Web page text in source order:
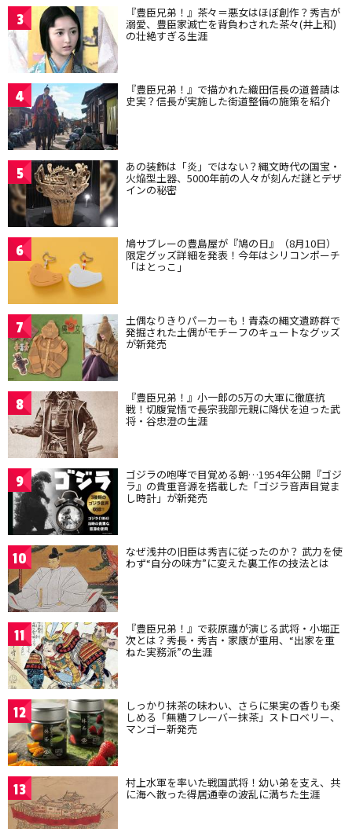
3 『豊臣兄弟！』茶々＝悪女はほぼ創作？秀吉が
溺愛、豊臣家滅亡を背負わされた茶々(井上和)
の壮絶すぎる生涯
4 『豊臣兄弟！』で描かれた織田信長の道普請は
史実？信長が実施した街道整備の施策を紹介
5 あの装飾は「炎」ではない？縄文時代の国宝・
火焔型土器、5000年前の人々が刻んだ謎とデザ
インの秘密
6 鳩サブレーの豊島屋が『鳩の日』（8月10日）
限定グッズ詳細を発表！今年はシリコンポーチ
「はとっこ」
7 土偶なりきりパーカーも！青森の縄文遺跡群で
発掘された土偶がモチーフのキュートなグッズ
が新発売
8 『豊臣兄弟！』小一郎の5万の大軍に徹底抗
戦！切腹覚悟で長宗我部元親に降伏を迫った武
将・谷忠澄の生涯
9 ゴジラの咆哮で目覚める朝…1954年公開『ゴジ
ラ』の貴重音源を搭載した「ゴジラ音声目覚ま
し時計」が新発売
10 なぜ浅井の旧臣は秀吉に従ったのか？ 武力を使
わず“自分の味方”に変えた裏工作の技法とは
11 『豊臣兄弟！』で萩原護が演じる武将・小堀正
次とは？秀長・秀吉・家康が重用、“出家を重
ねた実務派”の生涯
12 しっかり抹茶の味わい、さらに果実の香りも楽
しめる「無糖フレーバー抹茶」ストロベリー、
マンゴー新発売
13 村上水軍を率いた戦国武将！幼い弟を支え、共
に海へ散った得居通幸の波乱に満ちた生涯